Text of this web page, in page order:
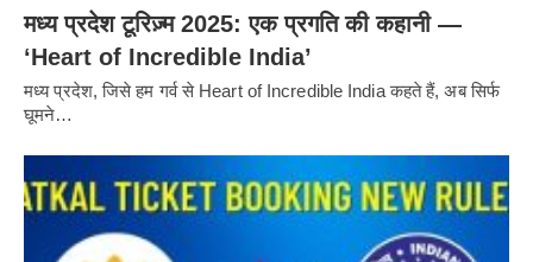
मध्य प्रदेश टूरिज़्म 2025: एक प्रगति की कहानी —
‘Heart of Incredible India’
मध्य प्रदेश, जिसे हम गर्व से Heart of Incredible India कहते हैं, अब सिर्फ
घूमने…